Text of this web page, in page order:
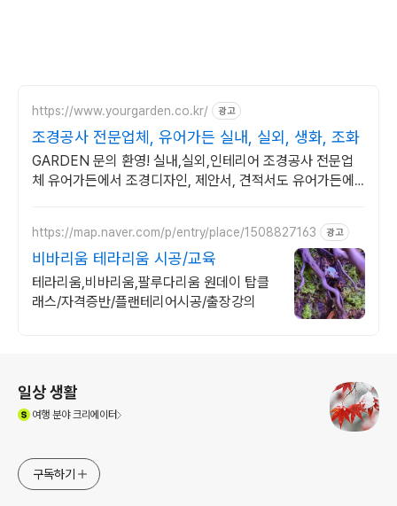
https://www.yourgarden.co.kr/ 광고
조경공사 전문업체, 유어가든 실내, 실외, 생화, 조화
GARDEN 문의 환영! 실내,실외,인테리어 조경공사 전문업
체 유어가든에서 조경디자인, 제안서, 견적서도 유어가든에
https://map.naver.com/p/entry/place/1508827163 광고
비바리움 테라리움 시공/교육
테라리움,비바리움,팔루다리움 원데이 탑클
래스/자격증반/플랜테리어시공/출장강의
일상 생활
여행분야 크리에이터
구독하기